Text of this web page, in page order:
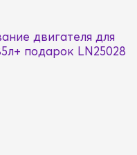
двигателя для
подарок LN25028